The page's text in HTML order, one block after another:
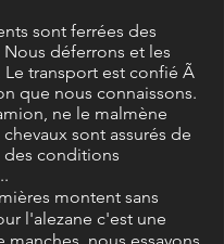
sont ferrées des
déferrons et les
transport est confié Ã
que nous connaissons.
ne le malmène
sont assurés de
des conditions
montent sans
l'alezane c'est une